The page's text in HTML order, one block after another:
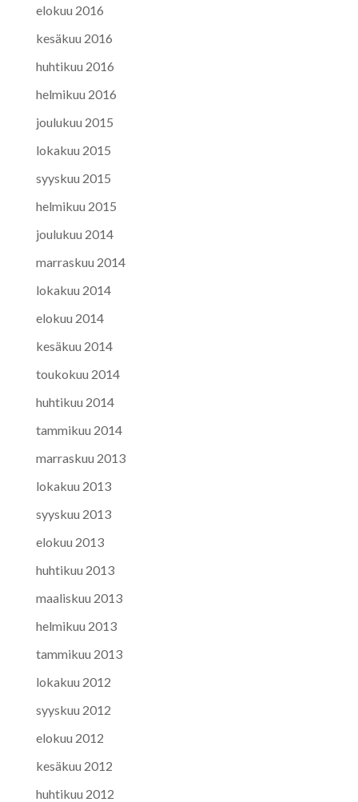
elokuu 2016
kesäkuu 2016
huhtikuu 2016
helmikuu 2016
joulukuu 2015
lokakuu 2015
syyskuu 2015
helmikuu 2015
joulukuu 2014
marraskuu 2014
lokakuu 2014
elokuu 2014
kesäkuu 2014
toukokuu 2014
huhtikuu 2014
tammikuu 2014
marraskuu 2013
lokakuu 2013
syyskuu 2013
elokuu 2013
huhtikuu 2013
maaliskuu 2013
helmikuu 2013
tammikuu 2013
lokakuu 2012
syyskuu 2012
elokuu 2012
kesäkuu 2012
huhtikuu 2012